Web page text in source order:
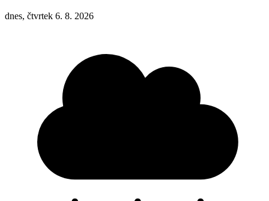
dnes, čtvrtek 6. 8. 2026